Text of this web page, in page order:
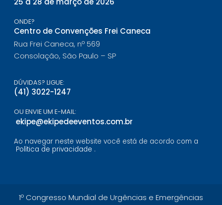
ONDE?
Centro de Convenções Frei Caneca
Rua Frei Caneca, nº 569
Consolação, São Paulo – SP
DÚVIDAS? LIGUE:
(41) 3022-1247
OU ENVIE UM E-MAIL:
ekipe@ekipedeeventos.com.br
Ao navegar neste website você está de acordo com a
Política de privacidade .
1º Congresso Mundial de Urgências e Emergências